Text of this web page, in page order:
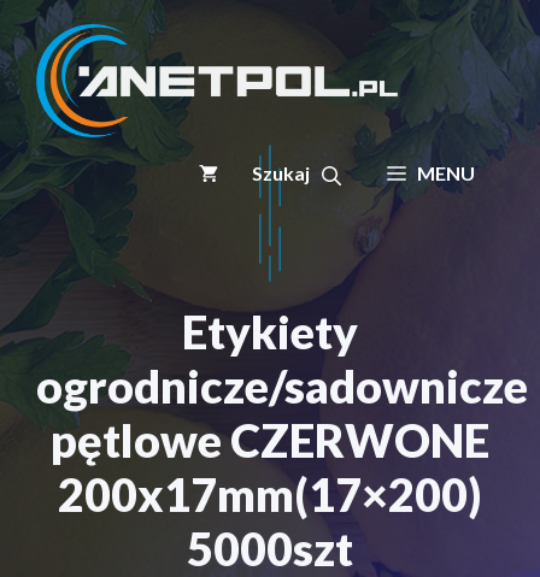
Przejdź
do
treści
MENU
Etykiety
ogrodnicze/sadownicze
pętlowe CZERWONE
200x17mm(17×200)
5000szt